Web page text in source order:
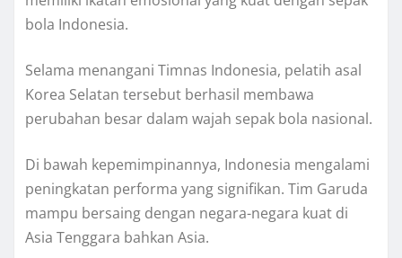
bola Indonesia.
Selama menangani Timnas Indonesia, pelatih asal
Korea Selatan tersebut berhasil membawa
perubahan besar dalam wajah sepak bola nasional.
Di bawah kepemimpinannya, Indonesia mengalami
peningkatan performa yang signifikan. Tim Garuda
mampu bersaing dengan negara-negara kuat di
Asia Tenggara bahkan Asia.